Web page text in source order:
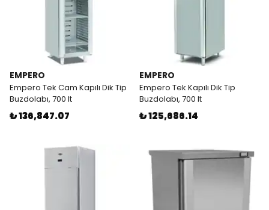
EMPERO
Empero Tek Cam Kapılı Dik Tip
Buzdolabı, 700 lt
₺ 136,847.07
EMPERO
Empero Tek Kapılı Dik Tip
Buzdolabı, 700 lt
₺ 125,686.14